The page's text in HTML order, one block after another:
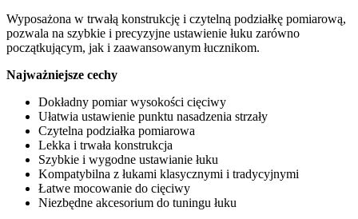
Wyposażona w trwałą konstrukcję i czytelną podziałkę pomiarową,
pozwala na szybkie i precyzyjne ustawienie łuku zarówno
początkującym, jak i zaawansowanym łucznikom.
Najważniejsze cechy
Dokładny pomiar wysokości cięciwy
Ułatwia ustawienie punktu nasadzenia strzały
Czytelna podziałka pomiarowa
Lekka i trwała konstrukcja
Szybkie i wygodne ustawianie łuku
Kompatybilna z łukami klasycznymi i tradycyjnymi
Łatwe mocowanie do cięciwy
Niezbędne akcesorium do tuningu łuku